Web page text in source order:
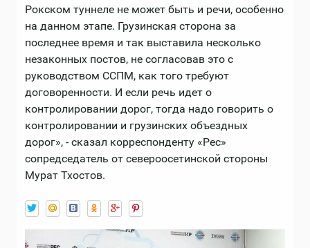
Рокском туннеле не может быть и речи, особенно
на данном этапе. Грузинская сторона за
последнее время и так выставила несколько
незаконных постов, не согласовав это с
руководством ССПМ, как того требуют
договоренности. И если речь идет о
контролировании дорог, тогда надо говорить о
контролировании и грузинских объездных
дорог», - сказал корреспонденту «Рес»
сопредседатель от североосетинской стороны
Мурат Тхостов.